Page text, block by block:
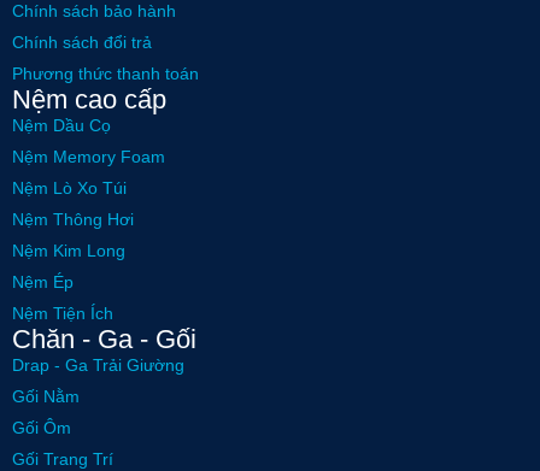
Chính sách bảo hành
Chính sách đổi trả
Phương thức thanh toán
Nệm cao cấp
Nệm Dầu Cọ
Nệm Memory Foam
Nệm Lò Xo Túi
Nệm Thông Hơi
Nệm Kim Long
Nệm Ép
Nệm Tiện Ích
Chăn - Ga - Gối
Drap - Ga Trải Giường
Gối Nằm
Gối Ôm
Gối Trang Trí